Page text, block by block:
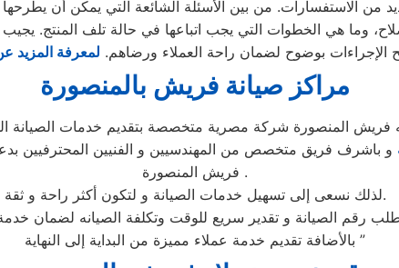
وما هي الخطوات التي يجب اتباعها في حالة تلف المنتج.
الإجراءات بوضوح لضمان راحة العملاء ورضاهم. لمعرفة
مراكز صيانة فريش بالمنصورة
فريش المنصورة شركة مصرية متخصصة بتقديم خدمات الصيانة
و باشرف فريق متخصص من المهندسيين و الفنيين المحترفيين
فريش المنصورة .
لذلك نسعى إلى تسهيل خدمات الصيانة و لتكون أكثر راحة و ثقة.
بالأضافة تقديم خدمة عملاء مميزة من البداية إلى النهاية ”